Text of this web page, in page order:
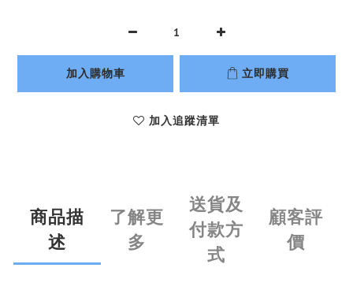
加入購物車 立即購買
加入追蹤清單
商品描
述
了解更
多
送貨及
付款方
式
顧客評
價